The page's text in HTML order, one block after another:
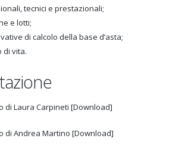
tecnici e prestazionali;
e lotti;
di calcolo della base d’asta;
di vita.
di Laura Carpineti [Download]
di Andrea Martino [Download]